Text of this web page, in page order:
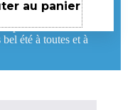
au panier
sur notre
partir du 26 août.
été à toutes et à